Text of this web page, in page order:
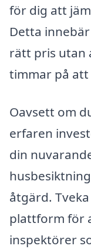
för dig att
Detta
rätt pris utan
timmar på att
Oavsett om
erfaren
din
åtgärd.
plattform för
inspektörer